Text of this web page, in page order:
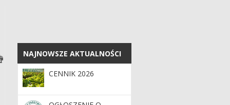
NAJNOWSZE AKTUALNOŚCI
NAJNOWSZE AKTUALNOŚCI
CENNIK 2026